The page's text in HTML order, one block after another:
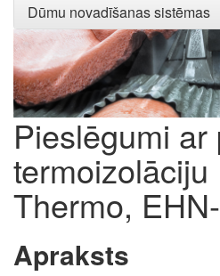
Dūmu novadīšanas sistēmas
Pieslēgumi ar
termoizolāciju
Thermo,
Apraksts